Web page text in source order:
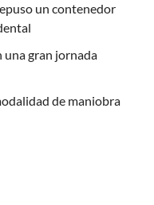
un contenedor
una gran jornada
de maniobra